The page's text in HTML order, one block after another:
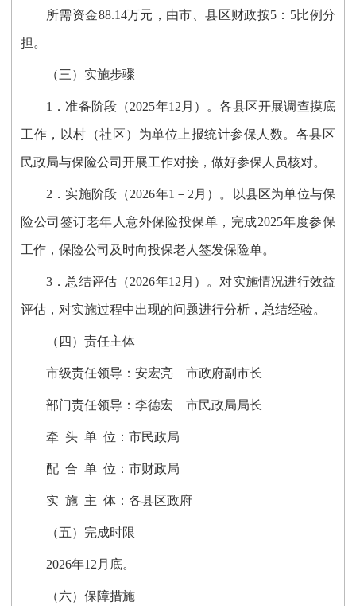
所需资金88.14万元，由市、县区财政按5：5比例分
担。
（三）实施步骤
1．准备阶段（2025年12月） 。各县区开展调查摸底
工作，以村（社区）为单位上报统计参保人数。各县区
民政局与保险公司开展工作对接，做好参保人员核对。
2． 实施阶段（2026年1－2月）。以县区为单位与保
险公司签订老年人意外保险投保单，完成2025年度参保
工作，保险公司及时向投保老人签发保险单。
3． 总结评估（2026年12月） 。对实施情况进行效益
评估，对实施过程中出现的问题进行分析，总结经验。
（四）责任主体
市级责任领导：安宏亮 市政府副市长
部门责任领导：李德宏 市民政局局长
牵 头 单 位：市民政局
配 合 单 位：市财政局
实 施 主 体：各县区政府
（五）完成时限
2026年12月底。
（六）保障措施